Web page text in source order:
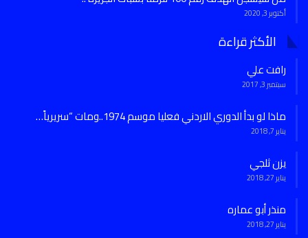
أكتوبر 3, 2020
الأكثر قراءة
رافت علي
سبتمبر 3, 2017
ماذا لو بدأ الدوري الاردني فعليا موسم 1974..ومات “سريرياً…
يناير 7, 2018
يزن ثلجي
يناير 27, 2018
منذر أبو عماره
يناير 27, 2018